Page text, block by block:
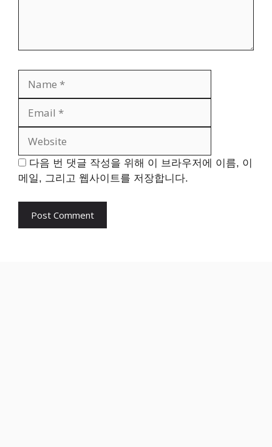
다음 번 댓글 작성을 위해 이 브라우저에 이름, 이
메일, 그리고 웹사이트를 저장합니다.